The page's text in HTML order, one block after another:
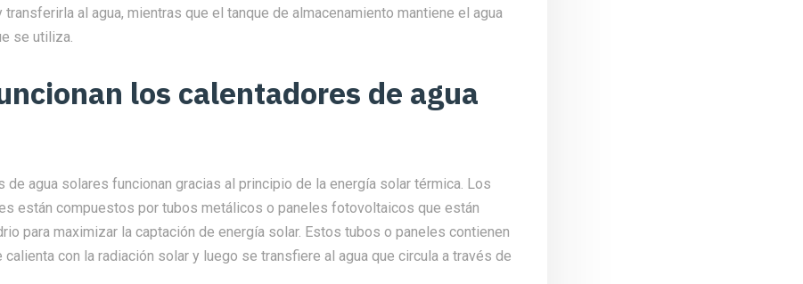
transferirla al agua, mientras que el tanque de almacenamiento mantiene el agua
se utiliza.
los calentadores de agua
de agua solares funcionan gracias al principio de la energía solar térmica. Los
están compuestos por tubos metálicos o paneles fotovoltaicos que están
para maximizar la captación de energía solar. Estos tubos o paneles contienen
calienta con la radiación solar y luego se transfiere al agua que circula a través de